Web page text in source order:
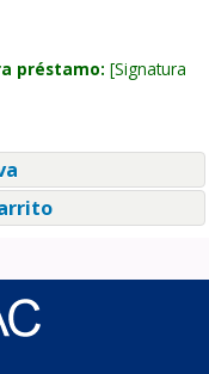
préstamo: Signatura